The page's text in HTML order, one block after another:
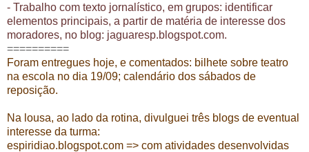
- Trabalho com texto jornalístico, em grupos: identificar
elementos principais, a partir de matéria de interesse dos
moradores, no blog: jaguaresp.blogspot.com.
==========
Foram entregues hoje, e comentados: bilhete sobre teatro
na escola no dia 19/09; calendário dos sábados de
reposição.
Na lousa, ao lado da rotina, divulguei três blogs de eventual
interesse da turma:
espiridiao.blogspot.com => com atividades desenvolvidas